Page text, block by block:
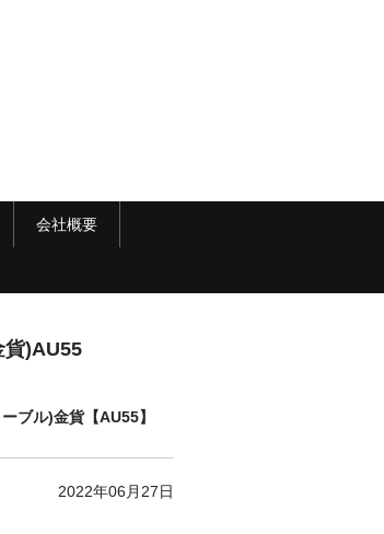
会社概要
貨)AU55
ブル)金貨【AU55】
2022年06月27日